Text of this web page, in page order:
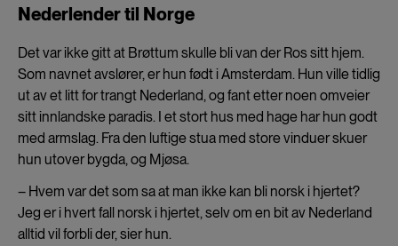
Nederlender til Norge
Det var ikke gitt at Brøttum skulle bli van der Ros sitt hjem.
Som navnet avslører, er hun født i Amsterdam. Hun ville tidlig
ut av et litt for trangt Nederland, og fant etter noen omveier
sitt innlandske paradis. I et stort hus med hage har hun godt
med armslag. Fra den luftige stua med store vinduer skuer
hun utover bygda, og Mjøsa.
– Hvem var det som sa at man ikke kan bli norsk i hjertet?
Jeg er i hvert fall norsk i hjertet, selv om en bit av Nederland
alltid vil forbli der, sier hun.